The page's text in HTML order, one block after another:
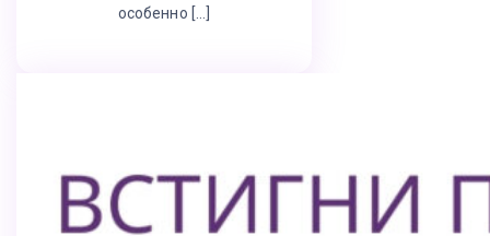
особенно […]